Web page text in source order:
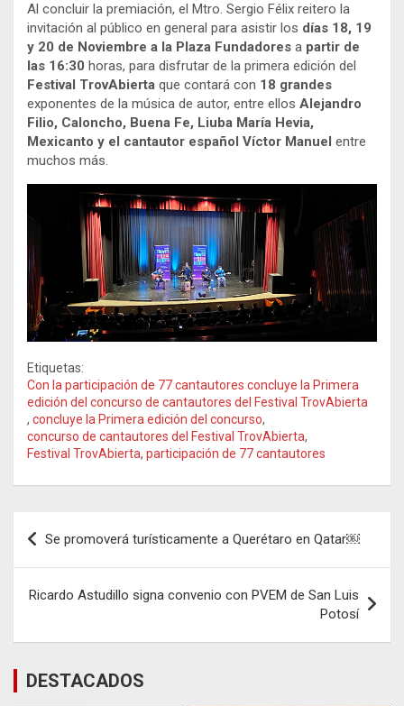
Al concluir la premiación, el Mtro. Sergio Félix reitero la
invitación al público en general para asistir los días 18, 19
y 20 de Noviembre a la Plaza Fundadores a partir de
las 16:30 horas, para disfrutar de la primera edición del
Festival TrovAbierta que contará con 18 grandes
exponentes de la música de autor, entre ellos Alejandro
Filio, Caloncho, Buena Fe, Liuba María Hevia,
Mexicanto y el cantautor español Víctor Manuel entre
muchos más.
Etiquetas:
Con la participación de 77 cantautores concluye la Primera
edición del concurso de cantautores del Festival TrovAbierta
, concluye la Primera edición del concurso,
concurso de cantautores del Festival TrovAbierta,
Festival TrovAbierta, participación de 77 cantautores
Navegación
de
entradas
Se promoverá turísticamente a Querétaro en Qatar￼
Ricardo Astudillo signa convenio con PVEM de San Luis
Potosí
DESTACADOS